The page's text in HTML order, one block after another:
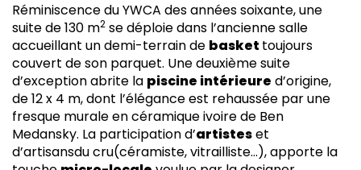
Réminiscence du YWCA des années soixante, une
suite de 130 m2 se déploie dans l’ancienne salle
accueillant un demi-terrain de basket toujours
couvert de son parquet. Une deuxième suite
d’exception abrite la piscine intérieure d’origine,
de 12 x 4 m, dont l’élégance est rehaussée par une
fresque murale en céramique ivoire de Ben
Medansky. La participation d’artisteset
d’artisansdu cru(céramiste, vitrailliste…), apporte la